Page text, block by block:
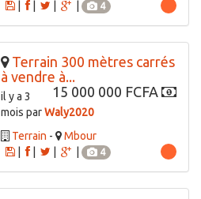
|
4
Terrain 300 mètres carrés
à vendre à...
15 000 000 FCFA
il y a 3
mois parWaly2020
Terrain -
Mbour
|
4